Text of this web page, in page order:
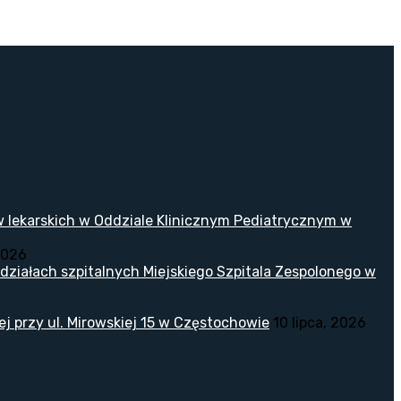
lekarskich w Oddziale Klinicznym Pediatrycznym w
szpitalnych Miejskiego Szpitala Zespolonego w
przy ul. Mirowskiej 15 w Częstochowie 10 lipca, 2026